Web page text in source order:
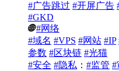
#广告跳过 #开屏广告
#GKD
🌐 #网络
#域名 #VPS #网站 #IP
参数 #区块链 #光猫
#安全 #隐私 ： #监管 #